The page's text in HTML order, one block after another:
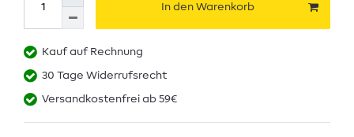
In den Warenkorb
Kauf auf Rechnung
30 Tage Widerrufsrecht
Versandkostenfrei ab 59€